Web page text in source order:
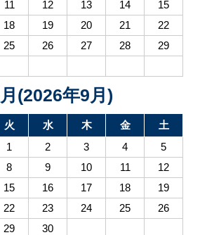
11 12 13 14
15
18 19 20 21
22
25 26 27 28
29
(2026年9月)
火 水 木 金
土
1
2 3 4
5
8 9 10 11
12
15 16 17 18
19
22 23 24 25
26
29 30